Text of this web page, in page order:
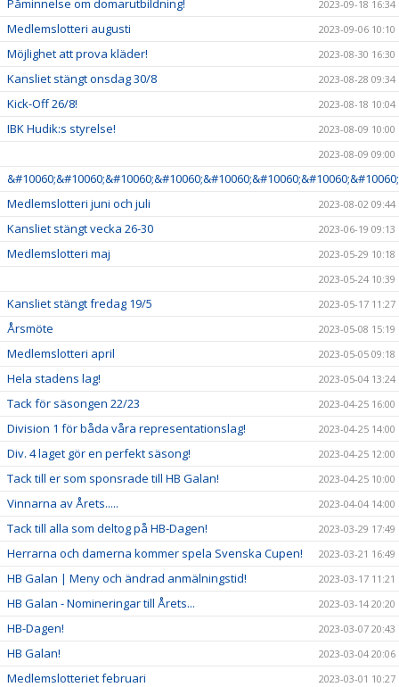
Påminnelse om domarutbildning! 2023-09-18 16:34
Medlemslotteri augusti 2023-09-06 10:10
Möjlighet att prova kläder! 2023-08-30 16:30
Kansliet stängt onsdag 30/8 2023-08-28 09:34
Kick-Off 26/8! 2023-08-18 10:04
IBK Hudik:s styrelse!
2023-08-09 10:00
2023-08-09 09:00
Medlemslotteri juni och juli
2023-08-02 09:44
Kansliet stängt vecka 26-30 2023-06-19 09:13
Medlemslotteri maj
2023-05-29 10:18
2023-05-24 10:39
Kansliet stängt fredag 19/5 2023-05-17 11:27
Årsmöte 2023-05-08 15:19
Medlemslotteri april 2023-05-05 09:18
Hela stadens lag! 2023-05-04 13:24
Tack för säsongen 22/23 2023-04-25 16:00
Division 1 för båda våra representationslag! 2023-04-25 14:00
Div. 4 laget gör en perfekt säsong! 2023-04-25 12:00
Tack till er som sponsrade till HB Galan! 2023-04-25 10:00
Vinnarna av Årets..... 2023-04-04 14:00
Tack till alla som deltog på HB-Dagen! 2023-03-29 17:49
Herrarna och damerna kommer spela Svenska Cupen! 2023-03-21 16:49
HB Galan | Meny och ändrad anmälningstid! 2023-03-17 11:21
HB Galan - Nomineringar till Årets... 2023-03-14 20:20
HB-Dagen! 2023-03-07 20:43
HB Galan! 2023-03-04 20:06
Medlemslotteriet februari 2023-03-01 10:27